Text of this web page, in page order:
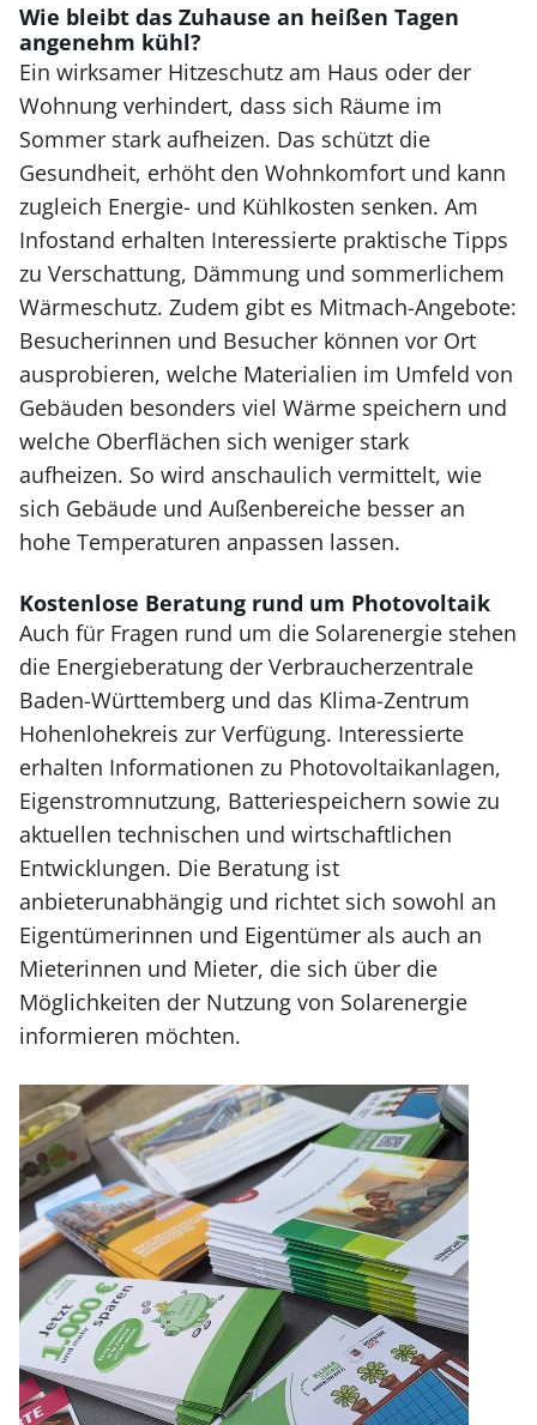
Wie bleibt das Zuhause an heißen Tagen
angenehm kühl?
Ein wirksamer Hitzeschutz am Haus oder der
Wohnung verhindert, dass sich Räume im
Sommer stark aufheizen. Das schützt die
Gesundheit, erhöht den Wohnkomfort und kann
zugleich Energie- und Kühlkosten senken. Am
Infostand erhalten Interessierte praktische Tipps
zu Verschattung, Dämmung und sommerlichem
Wärmeschutz. Zudem gibt es Mitmach-Angebote:
Besucherinnen und Besucher können vor Ort
ausprobieren, welche Materialien im Umfeld von
Gebäuden besonders viel Wärme speichern und
welche Oberflächen sich weniger stark
aufheizen. So wird anschaulich vermittelt, wie
sich Gebäude und Außenbereiche besser an
hohe Temperaturen anpassen lassen.
Kostenlose Beratung rund um Photovoltaik
Auch für Fragen rund um die Solarenergie stehen
die Energieberatung der Verbraucherzentrale
Baden-Württemberg und das Klima-Zentrum
Hohenlohekreis zur Verfügung. Interessierte
erhalten Informationen zu Photovoltaikanlagen,
Eigenstromnutzung, Batteriespeichern sowie zu
aktuellen technischen und wirtschaftlichen
Entwicklungen. Die Beratung ist
anbieterunabhängig und richtet sich sowohl an
Eigentümerinnen und Eigentümer als auch an
Mieterinnen und Mieter, die sich über die
Möglichkeiten der Nutzung von Solarenergie
informieren möchten.